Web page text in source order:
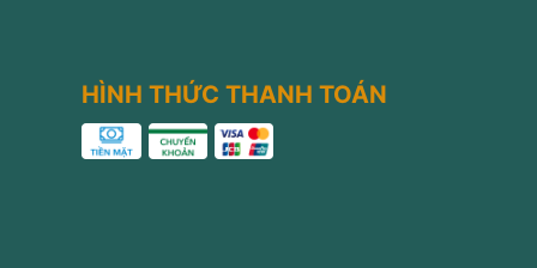
HÌNH THỨC THANH TOÁN